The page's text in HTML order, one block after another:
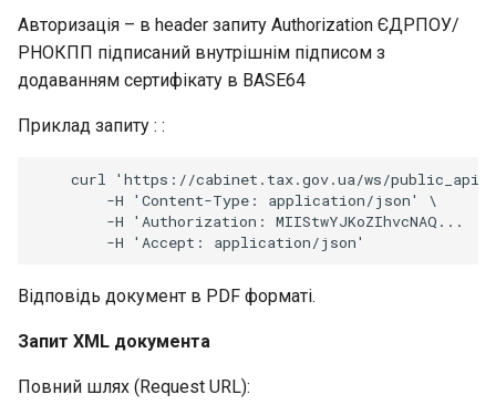
Авторизація – в header запиту Authorization ЄДРПОУ/
РНОКПП підписаний внутрішнім підписом з
додаванням сертифікату в BASE64
Приклад запиту : :
curl 'https://cabinet.tax.gov.ua/ws/
        -H 'Content-Type: application/json' \
        -H 'Authorization: MIIStwYJKoZIhvcNAQ...
Відповідь документ в PDF форматі.
Запит XML документа
Повний шлях (Request URL):